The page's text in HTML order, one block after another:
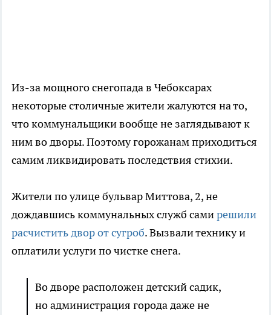
Из-за мощного снегопада в Чебоксарах
некоторые столичные жители жалуются на то,
что коммунальщики вообще не заглядывают к
ним во дворы. Поэтому горожанам приходиться
самим ликвидировать последствия стихии.
Жители по улице бульвар Миттова, 2, не
дождавшись коммунальных служб самирешили
расчистить двор от сугроб. Вызвали технику и
оплатили услуги по чистке снега.
Во дворе расположен детский садик,
но администрация города даже не